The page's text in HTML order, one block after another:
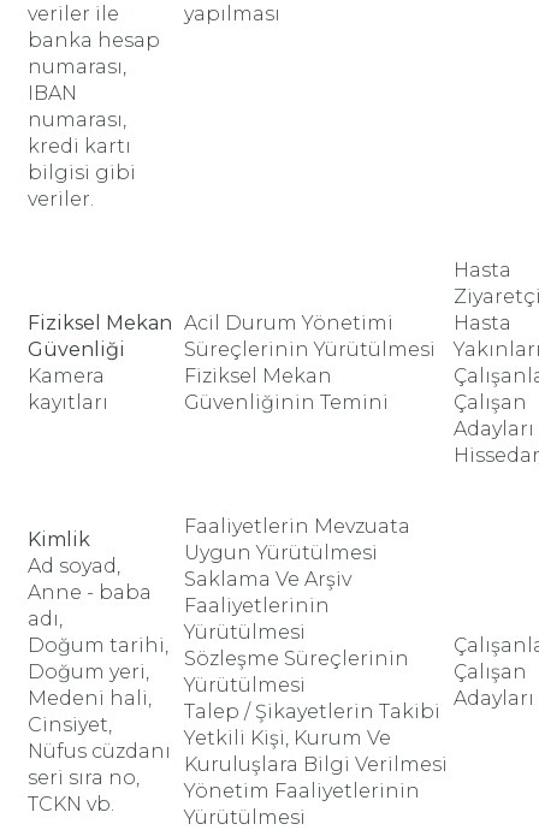
veriler ile
banka hesap
numarası,
IBAN
numarası,
kredi kartı
bilgisi gibi
veriler.
yapılması
Fiziksel Mekan
Güvenliği
Kamera
kayıtları
Acil Durum Yönetimi
Süreçlerinin Yürütülmesi
Fiziksel Mekan
Güvenliğinin Temini
Hasta
Hasta
Çalışan
Adayları
Kimlik
Ad soyad,
Anne - baba
adı,
Doğum tarihi,
Doğum yeri,
Medeni hali,
Cinsiyet,
Nüfus cüzdanı
seri sıra no,
TCKN vb.
Faaliyetlerin Mevzuata
Uygun Yürütülmesi
Saklama Ve Arşiv
Faaliyetlerinin
Yürütülmesi
Sözleşme Süreçlerinin
Yürütülmesi
Talep / Şikayetlerin Takibi
Yetkili Kişi, Kurum Ve
Kuruluşlara Bilgi Verilmesi
Yönetim Faaliyetlerinin
Yürütülmesi
Çalışan
Adayları